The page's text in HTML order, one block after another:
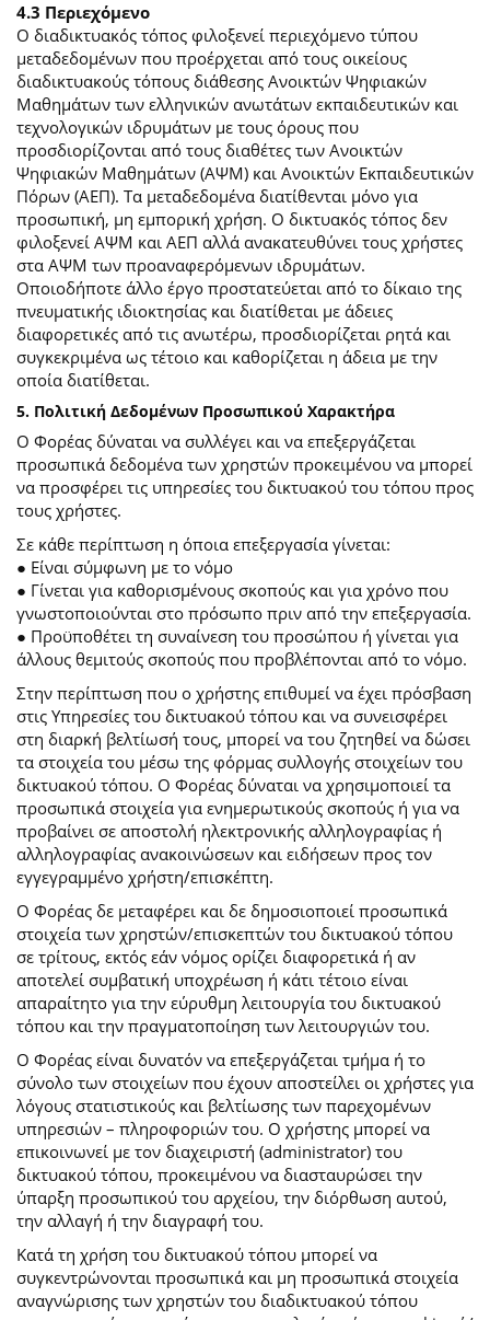
4.3 Περιεχόμενο
O διαδικτυακός τόπος φιλοξενεί περιεχόμενο τύπου
μεταδεδομένων που προέρχεται από τους οικείους
διαδικτυακούς τόπους διάθεσης Ανοικτών Ψηφιακών
Μαθημάτων των ελληνικών ανωτάτων εκπαιδευτικών και
τεχνολογικών ιδρυμάτων με τους όρους που
προσδιορίζονται από τους διαθέτες των Ανοικτών
Ψηφιακών Μαθημάτων (ΑΨΜ) και Ανοικτών Εκπαιδευτικών
Πόρων (ΑΕΠ). Τα μεταδεδομένα διατίθενται μόνο για
προσωπική, μη εμπορική χρήση. Ο δικτυακός τόπος δεν
φιλοξενεί ΑΨΜ και ΑΕΠ αλλά ανακατευθύνει τους χρήστες
στα ΑΨΜ των προαναφερόμενων ιδρυμάτων.
Οποιοδήποτε άλλο έργο προστατεύεται από το δίκαιο της
πνευματικής ιδιοκτησίας και διατίθεται με άδειες
διαφορετικές από τις ανωτέρω, προσδιορίζεται ρητά και
συγκεκριμένα ως τέτοιο και καθορίζεται η άδεια με την
οποία διατίθεται.
5. Πολιτική Δεδομένων Προσωπικού Χαρακτήρα
Ο Φορέας δύναται να συλλέγει και να επεξεργάζεται
προσωπικά δεδομένα των χρηστών προκειμένου να μπορεί
να προσφέρει τις υπηρεσίες του δικτυακού του τόπου προς
τους χρήστες.
Σε κάθε περίπτωση η όποια επεξεργασία γίνεται:
● Είναι σύμφωνη με το νόμο
● Γίνεται για καθορισμένους σκοπούς και για χρόνο που
γνωστοποιούνται στο πρόσωπο πριν από την επεξεργασία.
● Προϋποθέτει τη συναίνεση του προσώπου ή γίνεται για
άλλους θεμιτούς σκοπούς που προβλέπονται από το νόμο.
Στην περίπτωση που ο χρήστης επιθυμεί να έχει πρόσβαση
στις Υπηρεσίες του δικτυακού τόπου και να συνεισφέρει
στη διαρκή βελτίωσή τους, μπορεί να του ζητηθεί να δώσει
τα στοιχεία του μέσω της φόρμας συλλογής στοιχείων του
δικτυακού τόπου. Ο Φορέας δύναται να χρησιμοποιεί τα
προσωπικά στοιχεία για ενημερωτικούς σκοπούς ή για να
προβαίνει σε αποστολή ηλεκτρονικής αλληλογραφίας ή
αλληλογραφίας ανακοινώσεων και ειδήσεων προς τον
εγγεγραμμένο χρήστη/επισκέπτη.
Ο Φορέας δε μεταφέρει και δε δημοσιοποιεί προσωπικά
στοιχεία των χρηστών/επισκεπτών του δικτυακού τόπου
σε τρίτους, εκτός εάν νόμος ορίζει διαφορετικά ή αν
αποτελεί συμβατική υποχρέωση ή κάτι τέτοιο είναι
απαραίτητο για την εύρυθμη λειτουργία του δικτυακού
τόπου και την πραγματοποίηση των λειτουργιών του.
Ο Φορέας είναι δυνατόν να επεξεργάζεται τμήμα ή το
σύνολο των στοιχείων που έχουν αποστείλει οι χρήστες για
λόγους στατιστικούς και βελτίωσης των παρεχομένων
υπηρεσιών – πληροφοριών του. Ο χρήστης μπορεί να
επικοινωνεί με τον διαχειριστή (administrator) του
δικτυακού τόπου, προκειμένου να διασταυρώσει την
ύπαρξη προσωπικού του αρχείου, την διόρθωση αυτού,
την αλλαγή ή την διαγραφή του.
Κατά τη χρήση του δικτυακού τόπου μπορεί να
συγκεντρώνονται προσωπικά και μη προσωπικά στοιχεία
αναγνώρισης των χρηστών του διαδικτυακού τόπου